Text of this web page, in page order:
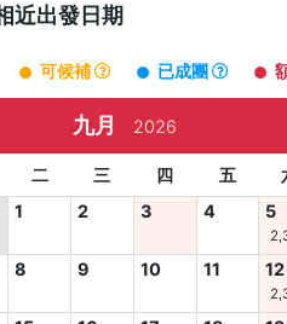
近出發日期
可候補 已成團
九月 2026
二 三 四 五
1
2 3 4 5
8 9 10 11 12